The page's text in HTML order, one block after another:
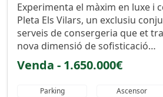
Experimenta el màxim en luxe i
Pleta Els Vilars, un exclusiu
serveis de consergeria que et
nova dimensió de sofisticació…
Venda - 1.650.000€
Parking Ascensor